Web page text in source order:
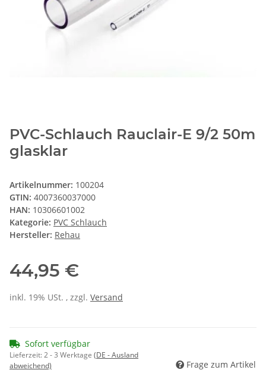
PVC-Schlauch Rauclair-E 9/2 50m
glasklar
Artikelnummer: 100204
GTIN: 4007360037000
HAN: 10306601002
Kategorie: PVC Schlauch
Hersteller: Rehau
44,95 €
inkl. 19% USt. , zzgl. Versand
Sofort verfügbar
Lieferzeit:2 - 3 Werktage (DE - Ausland
abweichend)
Frage zum Artikel